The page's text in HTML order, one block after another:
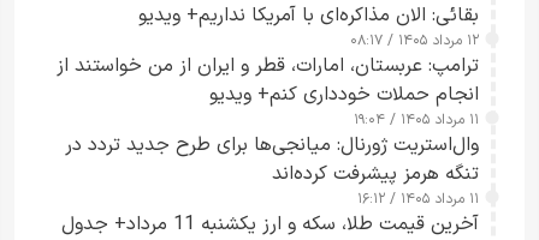
بقائی: الان مذاکره‌ای با آمریکا نداریم+ ویدیو
۱۲ مرداد ۱۴۰۵ / ۰۸:۱۷
ترامپ: عربستان، امارات، قطر و ایران از من خواستند از
انجام حملات خودداری کنم+ ویدیو
۱۱ مرداد ۱۴۰۵ / ۱۹:۰۴
وال‌استریت ژورنال: میانجی‌ها برای طرح جدید تردد در
تنگه هرمز پیشرفت کرده‌اند
۱۱ مرداد ۱۴۰۵ / ۱۶:۱۲
آخرین قیمت طلا، سکه و ارز یکشنبه 11 مرداد+ جدول